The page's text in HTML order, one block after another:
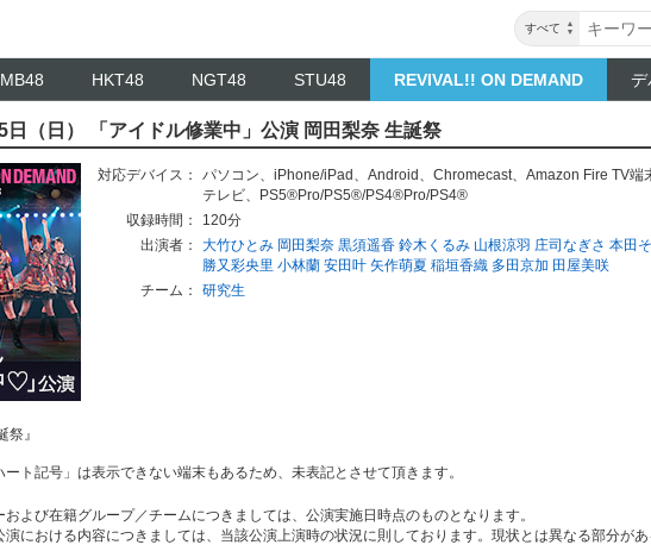
すべて
HKT48 NGT48 STU48 REVIVAL!! ON DEMAND デ
日（日） 「アイドル修業中」公演 岡田梨奈 生誕祭
対応デバイス： パソコン、 iPhone/iPad 、 Android 、 Chromecast、 Amazon Fire TV端
テレビ、
PS5®Pro/PS5®/PS4®Pro/PS4®
収録時間：
120分
出演者：
大竹ひとみ 岡田梨奈 黒須遥香 鈴木くるみ 山根涼羽 庄司なぎさ 本田
勝又彩央里 小林蘭 安田叶 矢作萌夏 稲垣香織 多田京加 田屋美咲
チーム：
研究生
祭』
ト記号」は表示できない端末もあるため、未表記とさせて頂きます。
よび在籍グループ／チームにつきましては、公演実施日時点のものとなります。
における内容につきましては、当該公演上演時の状況に則しております。現状とは異なる部分があ